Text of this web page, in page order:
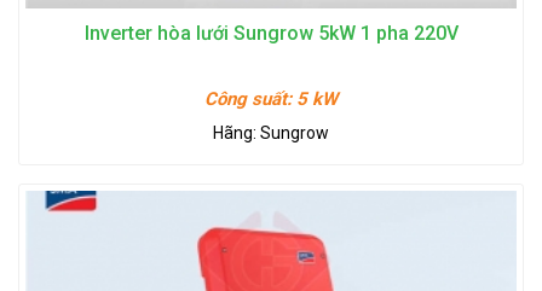
Inverter hòa lưới Sungrow 5kW 1 pha 220V
Công suất: 5 kW
Hãng: Sungrow